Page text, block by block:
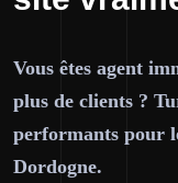
Vous êtes agent
plus de clients ?
performants pour
Dordogne.